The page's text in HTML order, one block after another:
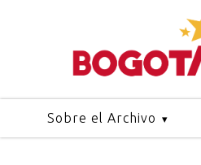
Sobre el Archivo